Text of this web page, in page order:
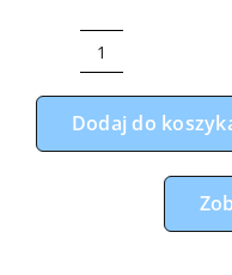
ilość
Otulacz
do
Dodaj do